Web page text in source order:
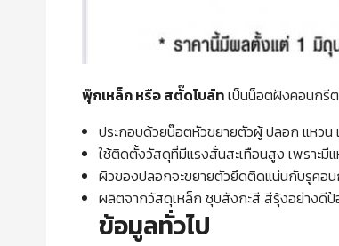
พุ๊กเหล็ก หรือ สตั๊ดโบล์ทเป็นน็อตฝังคอนกรี
ประกอบด้วยน๊อตหัวขยายตัวผู้ ปลอก แหวน
ใช้ติดตั้งวัสดุที่มีแรงสั่นสะเทือนสูง เพราะ
ผิวของปลอกจะขยายตัวยึดติดแน่นกับรูคอ
ผลิตจากวัสดุเหล็ก ชุบสังกะสี สีรุ้งอย่างดี
ข้อมูลทั่วไป